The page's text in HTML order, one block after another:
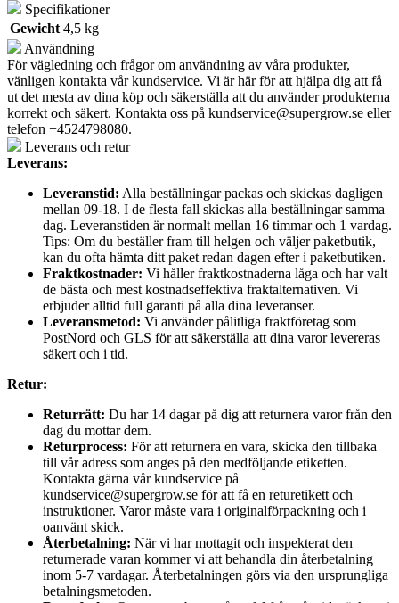
Specifikationer
Gewicht 4,5 kg
Användning
För vägledning och frågor om användning av våra produkter,
vänligen kontakta vår kundservice. Vi är här för att hjälpa dig att få
ut det mesta av dina köp och säkerställa att du använder produkterna
korrekt och säkert. Kontakta oss på kundservice@supergrow.se eller
telefon +4524798080.
Leverans och retur
Leverans:
Leveranstid: Alla beställningar packas och skickas dagligen
mellan 09-18. I de flesta fall skickas alla beställningar samma
dag. Leveranstiden är normalt mellan 16 timmar och 1 vardag.
Tips: Om du beställer fram till helgen och väljer paketbutik,
kan du ofta hämta ditt paket redan dagen efter i paketbutiken.
Fraktkostnader: Vi håller fraktkostnaderna låga och har valt
de bästa och mest kostnadseffektiva fraktalternativen. Vi
erbjuder alltid full garanti på alla dina leveranser.
Leveransmetod: Vi använder pålitliga fraktföretag som
PostNord och GLS för att säkerställa att dina varor levereras
säkert och i tid.
Retur:
Returrätt: Du har 14 dagar på dig att returnera varor från den
dag du mottar dem.
Returprocess: För att returnera en vara, skicka den tillbaka
till vår adress som anges på den medföljande etiketten.
Kontakta gärna vår kundservice på
kundservice@supergrow.se för att få en returetikett och
instruktioner. Varor måste vara i originalförpackning och i
oanvänt skick.
Återbetalning: När vi har mottagit och inspekterat den
returnerade varan kommer vi att behandla din återbetalning
inom 5-7 vardagar. Återbetalningen görs via den ursprungliga
betalningsmetoden.